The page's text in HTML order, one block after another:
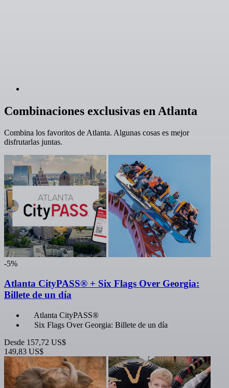
Combinaciones exclusivas en Atlanta
Combina los favoritos de Atlanta. Algunas cosas es mejor
disfrutarlas juntas.
-5%
Atlanta CityPASS® + Six Flags Over Georgia:
Billete de un día
Atlanta CityPASS®
Six Flags Over Georgia: Billete de un día
Desde 157,72 US$
149,83 US$